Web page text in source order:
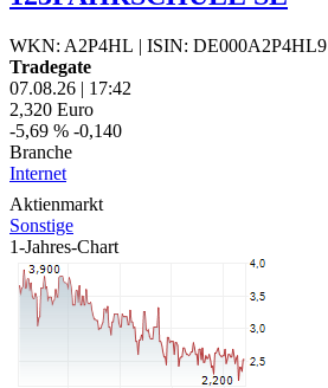
WKN: A2P4HL | ISIN: DE000A2P4HL9
Tradegate
07.08.26 | 17:42
2,320 Euro
-5,69 % -0,140
Branche
Internet
Aktienmarkt
Sonstige
1-Jahres-Chart